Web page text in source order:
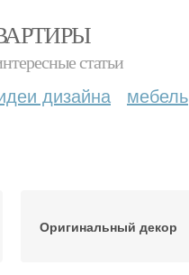
статьи
дизайна мебель
Оригинальный декор